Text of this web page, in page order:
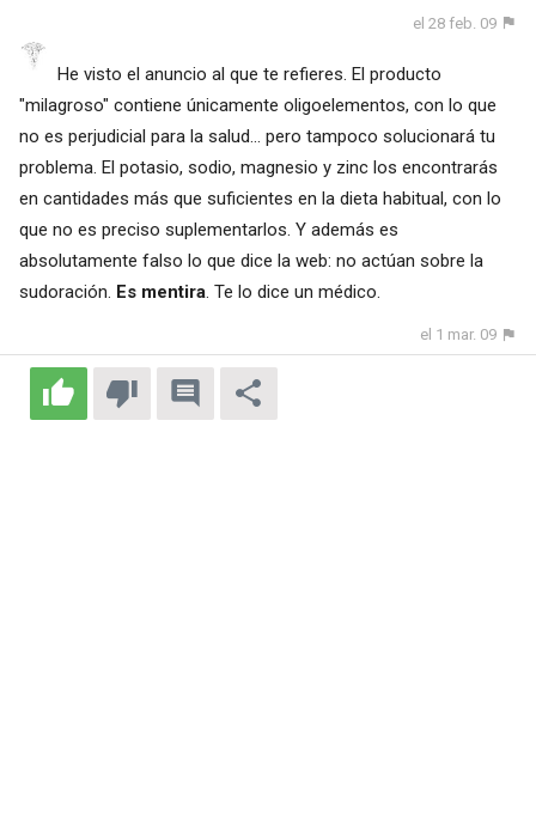
el 28 feb. 09
He visto el anuncio al que te refieres. El producto
"milagroso" contiene únicamente oligoelementos, con lo que
no es perjudicial para la salud... pero tampoco solucionará tu
problema. El potasio, sodio, magnesio y zinc los encontrarás
en cantidades más que suficientes en la dieta habitual, con lo
que no es preciso suplementarlos. Y además es
absolutamente falso lo que dice la web: no actúan sobre la
sudoración. Es mentira. Te lo dice un médico.
el 1 mar. 09